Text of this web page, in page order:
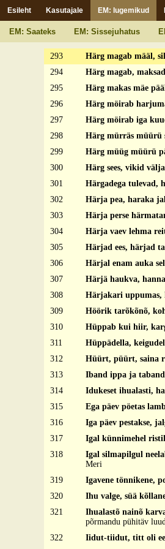
Esileht Kasutajale EM: lugemikud
EM: Saateks EM: Sissejuhatus
291
Härg laudas, sarved
292
Härg läheb mürades
marjavarrekest?
293
Härg magab määl,
294
Härg magab,
295
Härg makas mäe
296
Härg möirab
297
Härg möirab iga
298
Härg mürräs müürü
299
Härg müüg müürü
300
Härg sees, vikid
301
Härgadega tulevad,
302
Härja pea, haraka
303
Härja perse
304
Härja vaev lehma
305
Härjad ees, härjad
306
Härjal enam auka
307
Härjä haukva,
308
Härjakari uppumas,
309
Höörik tarõkõnõ,
310
Hüppab kui hiir,
311
Hüppädella,
312
Hüürt, püürt, saina
313
Iband ippa ja
314
Idukeset ihualasti,
315
Ega päev pöetas
316
Iga päev pestakse,
317
Igal künnimehel
318
Igal silmapilgul
Meri
319
Igavene tönnikene,
320
Ihu valge, süä
321
Ihualastõ nainõ
põrmandu pühitäv
322
Iidut-tiidut, titt oli